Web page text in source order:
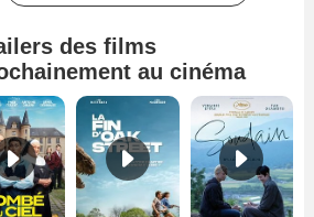
des films
au cinéma
Tombé du ciel Bande-annonce VF La fin d’Oak Street Bande-annonce VO STFR